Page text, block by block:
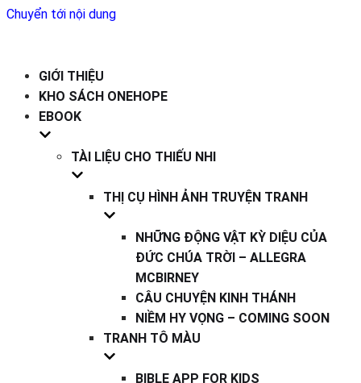
Chuyển tới nội dung
GIỚI THIỆU
KHO SÁCH ONEHOPE
EBOOK
TÀI LIỆU CHO THIẾU NHI
THỊ CỤ HÌNH ẢNH TRUYỆN TRANH
NHỮNG ĐỘNG VẬT KỲ DIỆU CỦA
ĐỨC CHÚA TRỜI – ALLEGRA
MCBIRNEY
CÂU CHUYỆN KINH THÁNH
NIỀM HY VỌNG – COMING SOON
TRANH TÔ MÀU
BIBLE APP FOR KIDS